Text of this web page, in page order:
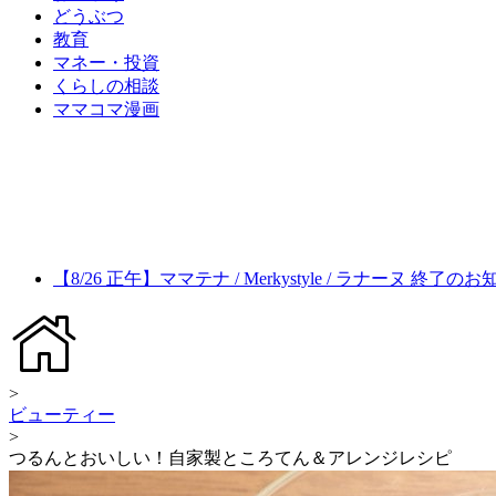
どうぶつ
教育
マネー・投資
くらしの相談
ママコマ漫画
【8/26 正午】ママテナ / Merkystyle / ラナーヌ 終了のお
>
ビューティー
>
つるんとおいしい！自家製ところてん＆アレンジレシピ